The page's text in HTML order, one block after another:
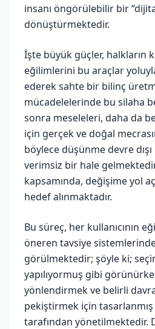
insanı öngörülebilir bir
dönüştürmektedir.
İşte büyük güçler, halkların
eğilimlerini bu araçlar
ederek sahte bir bilinç
mücadelelerinde bu silaha
sonra meseleleri, daha da
için gerçek ve doğal
böylece düşünme devre
verimsiz bir hale
kapsamında, değişime yol
hedef alınmaktadır.
Bu süreç, her kullanıcının
öneren tavsiye
görülmektedir; şöyle ki;
yapılıyormuş gibi
yönlendirmek ve belirli
pekiştirmek için
tarafından yönetilmektedir.